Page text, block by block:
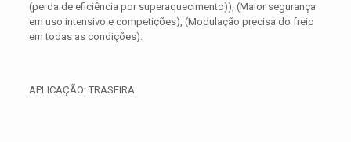
(perda de eficiência por superaquecimento)), (Maior segurança
em uso intensivo e competições), (Modulação precisa do freio
em todas as condições).
APLICAÇÃO: TRASEIRA